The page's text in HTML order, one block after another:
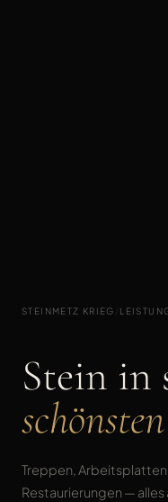
STEINMETZ KRIEG
Stein in
Treppen,
Restaurierungen — alles